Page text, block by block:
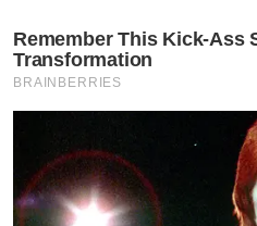
Remember This Kick-Ass
Transformation
BRAINBERRIES